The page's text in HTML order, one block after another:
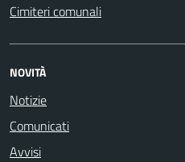
Cimiteri comunali
NOVITÀ
Notizie
Comunicati
Avvisi